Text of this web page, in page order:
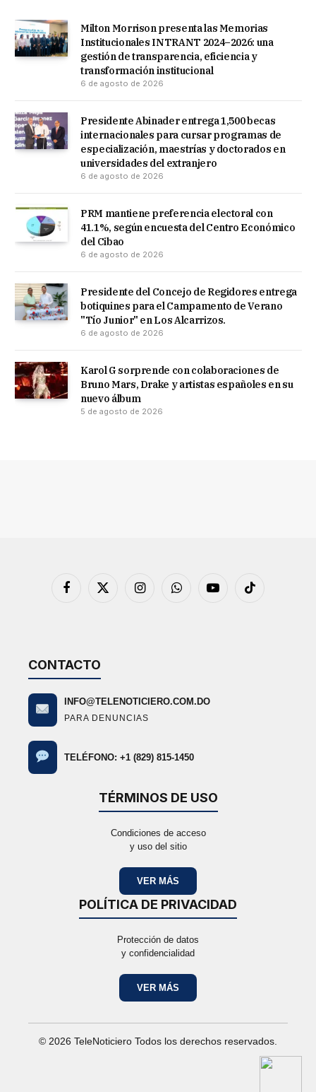
Milton Morrison presenta las Memorias
Institucionales INTRANT 2024–2026: una
gestión de transparencia, eficiencia y
transformación institucional
6 de agosto de 2026
Presidente Abinader entrega 1,500 becas
internacionales para cursar programas de
especialización, maestrías y doctorados en
universidades del extranjero
6 de agosto de 2026
PRM mantiene preferencia electoral con
41.1%, según encuesta del Centro Económico
del Cibao
6 de agosto de 2026
Presidente del Concejo de Regidores entrega
botiquines para el Campamento de Verano
"Tío Junior" en Los Alcarrizos.
6 de agosto de 2026
Karol G sorprende con colaboraciones de
Bruno Mars, Drake y artistas españoles en su
nuevo álbum
5 de agosto de 2026
Facebook
X
InstagramWhatsAppYouTubeTikTok
CONTACTO
INFO@TELENOTICIERO.COM.DO
PARA DENUNCIAS
TELÉFONO: +1 (829) 815-1450
TÉRMINOS DE USO
Condiciones de acceso
y uso del sitio
VER MÁS
POLÍTICA DE PRIVACIDAD
Protección de datos
y confidencialidad
VER MÁS
© 2026 TeleNoticiero Todos los derechos reservados.